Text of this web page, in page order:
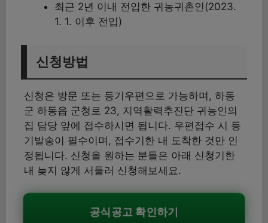
최근 2년 이내 전입한 귀농귀촌인(2023.
1. 1. 이후 전입)
신청방법
신청은 방문 또는 등기우편으로 가능하며, 하동
군 하동읍 군청로 23, 지역활력추진단 귀농인의
집 담당 앞에 접수하시면 됩니다. 우편접수 시 등
기발송이 필수이며, 접수기한 내 도착한 것만 인
정됩니다. 신청을 원하는 분들은 아래 신청기한
내 늦지 않게 서둘러 신청해보세요.
공식공고 확인하기